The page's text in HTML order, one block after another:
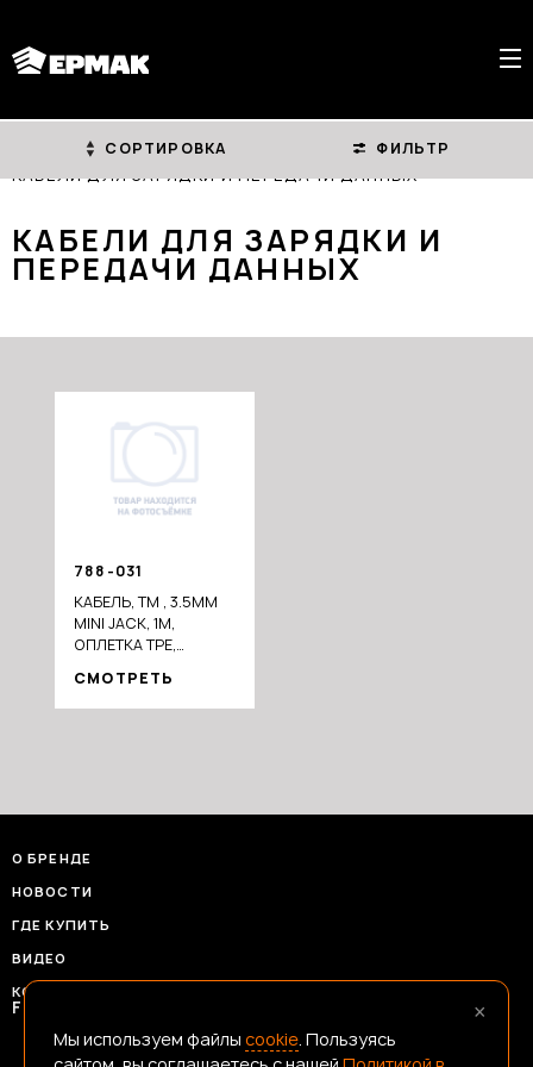
ГЛАВНАЯ
КАТАЛОГ
КАБЕЛИ ДЛЯ ЗАРЯДКИ И ПЕРЕДАЧИ ДАННЫХ
КАБЕЛИ ДЛЯ ЗАРЯДКИ И
ПЕРЕДАЧИ ДАННЫХ
СОРТИРОВКА ФИЛЬТР
788-031
КАБЕЛЬ, ТМ , 3.5ММ
MINI JACK, 1М,
ОПЛЕТКА TPE,
ШТЕКЕР, ПЛАСТИК
СМОТРЕТЬ
О БРЕНДЕ
НОВОСТИ
ГДЕ КУПИТЬ
ВИДЕО
КОНТАКТЫ
FRANSHIZAERMAK@CONSTANTA-T.RU ×
Мы используем файлы cookie. Пользуясь